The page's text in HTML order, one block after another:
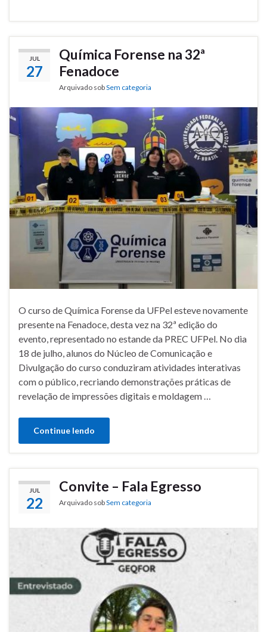
JUL
27
Química Forense na 32ª
Fenadoce
Arquivado sobSem categoria
O curso de Química Forense da UFPel esteve novamente
presente na Fenadoce, desta vez na 32ª edição do
evento, representado no estande da PREC UFPel. No dia
18 de julho, alunos do Núcleo de Comunicação e
Divulgação do curso conduziram atividades interativas
com o público, recriando demonstrações práticas de
revelação de impressões digitais e moldagem …
Continue lendo
JUL
22
Convite – Fala Egresso
Arquivado sobSem categoria